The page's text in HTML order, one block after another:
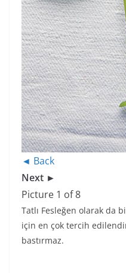
◄ Back
Next ►
Picture 1 of 8
Tatlı Fesleğen olarak da
için en çok tercih
bastırmaz.